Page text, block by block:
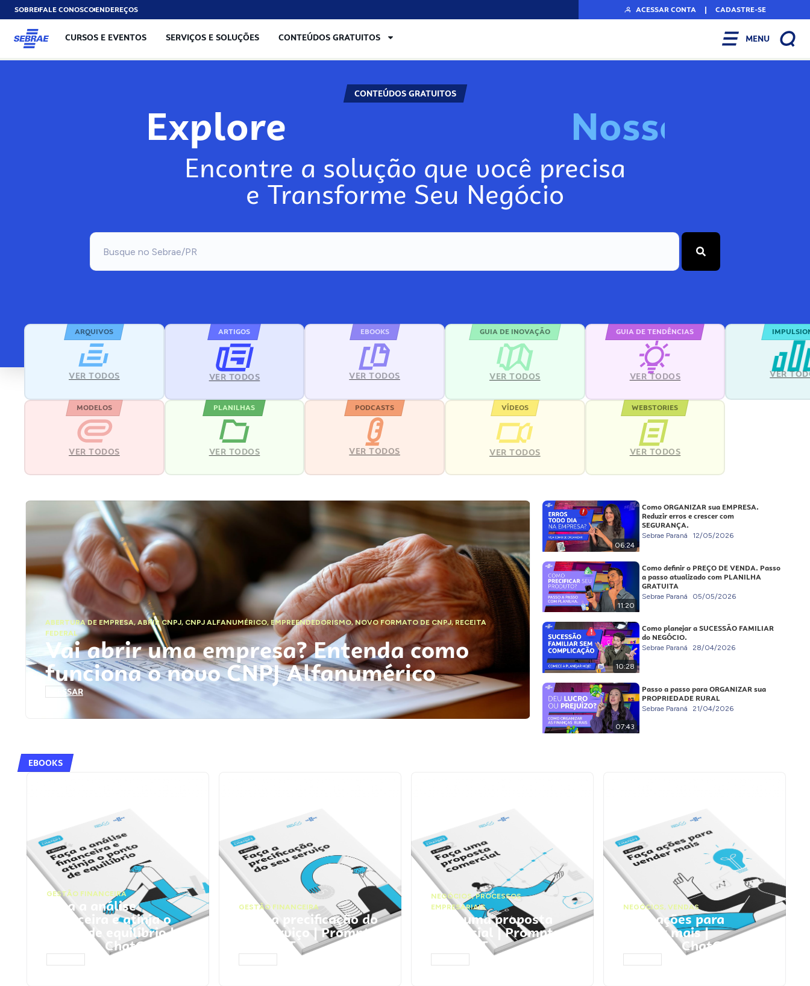
SOBREFALE CONOSCOENDEREÇOS ACESSAR CONTA | CADASTRE-SE
CURSOS E EVENTOS SERVIÇOS E SOLUÇÕES CONTEÚDOS GRATUITOS MENU
CONTEÚDOS GRATUITOS
Explore Nosso
Encontre a solução que você precisa
e Transforme Seu Negócio
ARQUIVOS
VER TODOS
ARTIGOS
VER TODOS
EBOOKS
VER TODOS
GUIA DE INOVAÇÃO
VER TODOS
GUIA DE TENDÊNCIAS
VER TODOS VER
MODELOS
VER TODOS
PLANILHAS
VER TODOS
PODCASTS
VER TODOS
VÍDEOS
VER TODOS
WEBSTORIES
VER TODOS
ABERTURA DE EMPRESA,ABRIR CNPJ, CNPJ ALFANUMÉRICO, EMPREENDEDORISMO,NOVO FORMATO DE CNPJ,RECEITA
FEDERAL
Vai abrir uma empresa? Entenda como
funciona o novo CNPJ Alfanumérico
ACESSAR
06:24
Como ORGANIZAR sua EMPRESA.
Reduzir erros e crescer com
SEGURANÇA.
Sebrae Paraná 12/05/2026
11:20
Como definir o PREÇO DE VENDA. Passo
a passo atualizado com PLANILHA
GRATUITA
Sebrae Paraná 05/05/2026
10:28
Como planejar a SUCESSÃO FAMILIAR
do NEGÓCIO.
Sebrae Paraná 28/04/2026
07:43
Passo a passo para ORGANIZAR sua
PROPRIEDADE RURAL
Sebrae Paraná 21/04/2026
EBOOKS
GESTÃO FINANCEIRA
Faça a análise
financeira e atinja o
ponto de equilíbrio |
Prompts ChatGPT
GESTÃO FINANCEIRA
Faça a precificação do
seu serviço | Prompts
ChatGPT
NEGÓCIOS,PROCESSOS
EMPRESARIAIS
Faça uma proposta
comercial | Prompts
ChatGPT
NEGÓCIOS, VENDAS
Faça ações para
vender mais |
Prompts ChatGPT